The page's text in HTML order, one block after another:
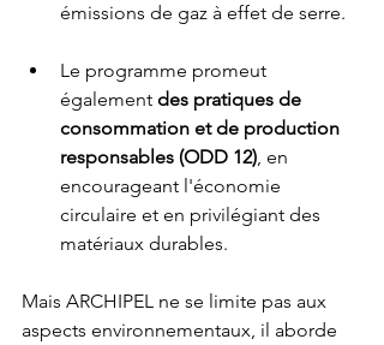
émissions de gaz à effet de serre.
Le programme promeut
également des pratiques de
consommation et de production
responsables (ODD 12), en
encourageant l'économie
circulaire et en privilégiant des
matériaux durables.
Mais ARCHIPEL ne se limite pas aux
aspects environnementaux, il aborde